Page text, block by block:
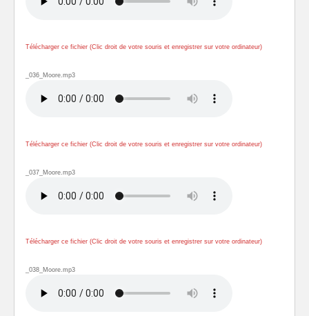
Télécharger ce fichier (Clic droit de votre souris et enregistrer sur votre ordinateur)
_036_Moore.mp3
Télécharger ce fichier (Clic droit de votre souris et enregistrer sur votre ordinateur)
_037_Moore.mp3
Télécharger ce fichier (Clic droit de votre souris et enregistrer sur votre ordinateur)
_038_Moore.mp3